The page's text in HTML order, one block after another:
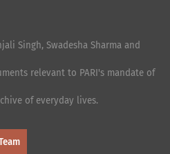
Singh, Swadesha Sharma and
relevant to PARI's mandate of
of everyday lives.